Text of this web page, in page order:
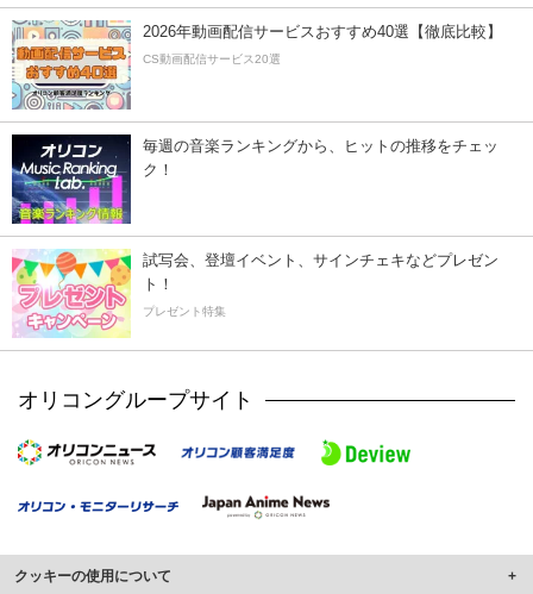
2026年動画配信サービスおすすめ40選【徹底比較】
CS動画配信サービス20選
毎週の音楽ランキングから、ヒットの推移をチェッ
ク！
試写会、登壇イベント、サインチェキなどプレゼン
ト！
プレゼント特集
オリコングループサイト
クッキーの使用について